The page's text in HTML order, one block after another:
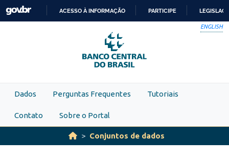
Skip to main content
PARA
O
CONTEÚDO
ACESSO À INFORMAÇÃO PARTICIPE
ENGLISH
Dados Perguntas Frequentes Tutoriais
Contato Sobre o Portal
Conjuntos de dados